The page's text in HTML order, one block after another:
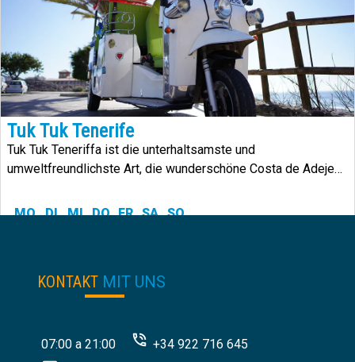
Tuk Tuk Tenerife
Tuk Tuk Teneriffa ist die unterhaltsamste und
umweltfreundlichste Art, die wunderschöne Costa de Adeje
MO DI MI DO FR SA SO
KONTAKT MIT UNS
07:00 a 21:00 +34 922 716 645